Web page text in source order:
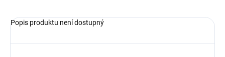
Popis produktu není dostupný